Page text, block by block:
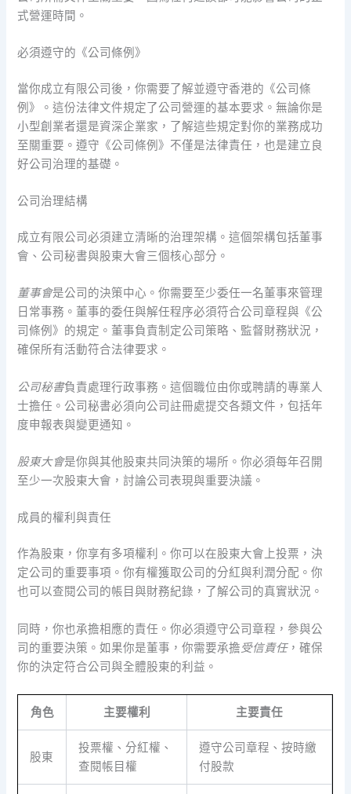
式營運時間。
必須遵守的《公司條例》
當你成立有限公司後，你需要了解並遵守香港的《公司條
例》。這份法律文件規定了公司營運的基本要求。無論你是
小型創業者還是資深企業家，了解這些規定對你的業務成功
至關重要。遵守《公司條例》不僅是法律責任，也是建立良
好公司治理的基礎。
公司治理結構
成立有限公司必須建立清晰的治理架構。這個架構包括董事
會、公司秘書與股東大會三個核心部分。
董事會是公司的決策中心。你需要至少委任一名董事來管理
日常事務。董事的委任與解任程序必須符合公司章程與《公
司條例》的規定。董事負責制定公司策略、監督財務狀況，
確保所有活動符合法律要求。
公司秘書負責處理行政事務。這個職位由你或聘請的專業人
士擔任。公司秘書必須向公司註冊處提交各類文件，包括年
度申報表與變更通知。
股東大會是你與其他股東共同決策的場所。你必須每年召開
至少一次股東大會，討論公司表現與重要決議。
成員的權利與責任
作為股東，你享有多項權利。你可以在股東大會上投票，決
定公司的重要事項。你有權獲取公司的分紅與利潤分配。你
也可以查閱公司的帳目與財務紀錄，了解公司的真實狀況。
同時，你也承擔相應的責任。你必須遵守公司章程，參與公
司的重要決策。如果你是董事，你需要承擔受信責任，確保
你的決定符合公司與全體股東的利益。
角色 主要權利 主要責任
股東
投票權、分紅權、
查閱帳目權
遵守公司章程、按時繳
付股款